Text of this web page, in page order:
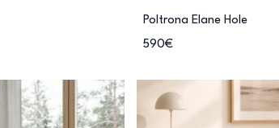
Poltrona Elane Hole
590€